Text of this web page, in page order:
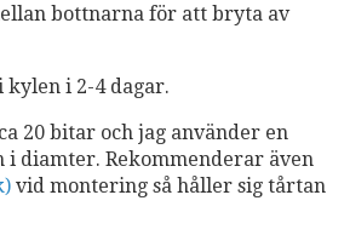
bottnarna för att bryta av
i 2-4 dagar.
20 bitar och jag använder en
i diamter. Rekommenderar även
vid montering så håller sig tårtan